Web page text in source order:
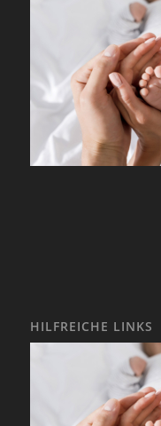
HILFREICHE LINKS